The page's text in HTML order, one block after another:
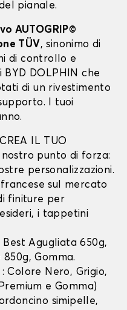
pianale.
AUTOGRIP©
TÜV, sinonimo di
di controllo e
DOLPHIN che
di un rivestimento
I tuoi
IL TUO
nostro punto di forza:
personalizzazioni.
francese sul mercato
finiture per
i tappetini
Agugliata 650g,
Gomma.
: Colore Nero, Grigio,
e Gomma)
simipelle,